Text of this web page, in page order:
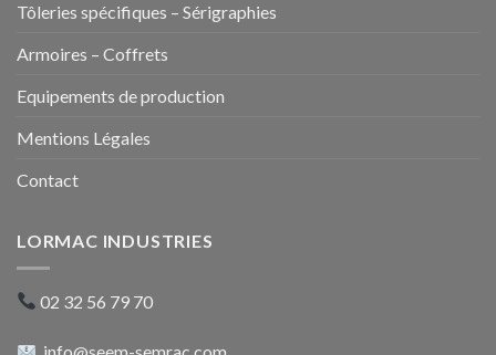
Tôleries spécifiques – Sérigraphies
Armoires – Coffrets
Equipements de production
Mentions Légales
Contact
LORMAC INDUSTRIES
02 32 56 79 70